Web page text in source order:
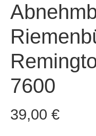
7600
39,00 €